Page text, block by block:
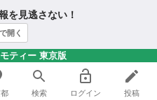
を見逃さない！
開く
ティー 東京版
検索 ログイン 投稿